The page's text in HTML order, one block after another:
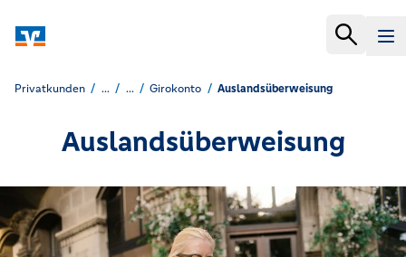
Privatkunden ... ... Girokonto Auslandsüberweisung
Auslandsüberweisung